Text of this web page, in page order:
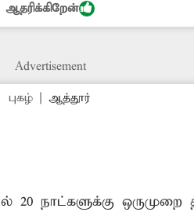
ஆதரிக்கிறேன்
Advertisement
புகழ் |ஆத்தூர்
20 நாட்களுக்கு ஒருமுறை